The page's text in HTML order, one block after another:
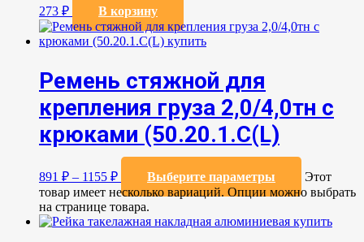
273 ₽ В корзину
Ремень стяжной для
крепления груза 2,0/4,0тн с
крюками (50.20.1.С(L)
891 ₽ – 1155 ₽ Выберите параметры
Этот
товар имеет несколько вариаций. Опции можно выбрать
на странице товара.